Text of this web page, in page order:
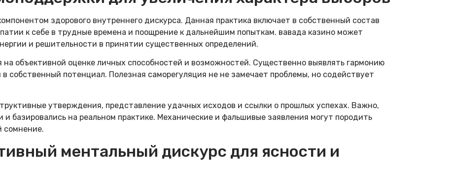
здорового внутреннего дискурса. Данная практика включает в собственный состав
к себе в трудные времена и поощрение к дальнейшим попыткам. вавада казино может
и решительности в принятии существенных определений.
на объективной оценке личных способностей и возможностей. Существенно выявлять гармонию
собственный потенциал. Полезная саморегуляция не не замечает проблемы, но содействует
утверждения, представление удачных исходов и ссылки о прошлых успехах. Важно,
базировались на реальном практике. Механические и фальшивые заявления могут породить
сомнение.
ментальный дискурс для ясности и